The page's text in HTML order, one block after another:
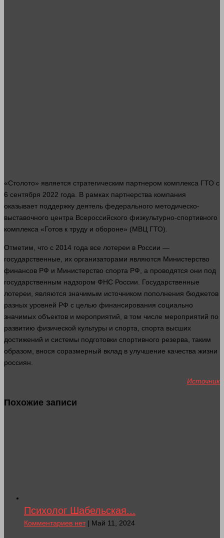
«Столото» является стратегическим партнером комплекса ГТО с
6 сентября 2022 года . В рамках партнерства компания
оказывает поддержку деятель федерального методическо-
выставочного центра Всероссийского физкультурно-спортивного
комплекса «Готов к труду и обороне» (МВЦ ГТО).
Отметим, что с 2014 года все лотереи в России —
государственные, их организаторами являются Министерство
финансов РФ и Министерство спорта РФ, а проводятся они под
государственным надзором ФНС России. Государственные
лотереи, являются значимым источником пополнения бюджетов
разных уровней РФ с целью финансирования социально
значимых объектов и мероприятий, в том числе мероприятий по
развитию физической культуры и спорта, спорта высших
достижений и системы подготовки спортивного резерва, таким
образом, внося соразмерный вклад в улучшение качества жизни
россиян.
Источник
Похожие записи
Психолог Шабельская...
Комментариев нет| Май 11, 2024